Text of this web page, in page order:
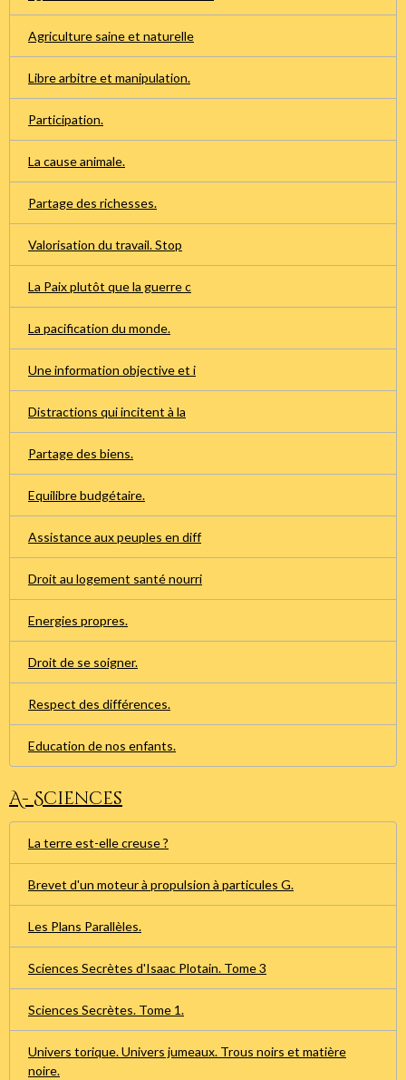
Agriculture saine et naturelle
Libre arbitre et manipulation.
Participation.
La cause animale.
Partage des richesses.
Valorisation du travail. Stop
La Paix plutôt que la guerre c
La pacification du monde.
Une information objective et i
Distractions qui incitent à la
Partage des biens.
Equilibre budgétaire.
Assistance aux peuples en diff
Droit au logement santé nourri
Energies propres.
Droit de se soigner.
Respect des différences.
Education de nos enfants.
A- Sciences
La terre est-elle creuse ?
Brevet d'un moteur à propulsion à particules G.
Les Plans Parallèles.
Sciences Secrètes d'Isaac Plotain. Tome 3
Sciences Secrètes. Tome 1.
Univers torique. Univers jumeaux. Trous noirs et matière
noire.